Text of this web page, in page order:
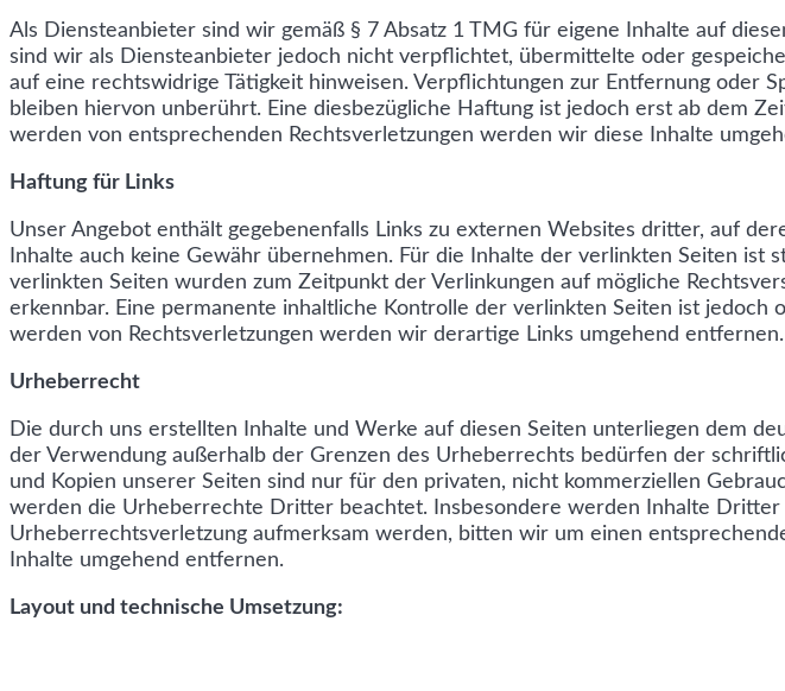
Als Diensteanbieter sind wir gemäß § 7 Absatz 1 TMG für eigene Inhalte auf
sind wir als Diensteanbieter jedoch nicht verpflichtet, übermittelte oder
auf eine rechtswidrige Tätigkeit hinweisen. Verpflichtungen zur Entfernung oder
bleiben hiervon unberührt. Eine diesbezügliche Haftung ist jedoch erst ab dem
werden von entsprechenden Rechtsverletzungen werden wir diese Inhalte
Haftung für Links
Unser Angebot enthält gegebenenfalls Links zu externen Websites dritter, auf
Inhalte auch keine Gewähr übernehmen. Für die Inhalte der verlinkten Seiten
verlinkten Seiten wurden zum Zeitpunkt der Verlinkungen auf mögliche
erkennbar. Eine permanente inhaltliche Kontrolle der verlinkten Seiten ist
werden von Rechtsverletzungen werden wir derartige Links umgehend entfernen.
Urheberrecht
Die durch uns erstellten Inhalte und Werke auf diesen Seiten unterliegen dem
der Verwendung außerhalb der Grenzen des Urheberrechts bedürfen der
und Kopien unserer Seiten sind nur für den privaten, nicht kommerziellen
werden die Urheberrechte Dritter beachtet. Insbesondere werden Inhalte Dritter
Urheberrechtsverletzung aufmerksam werden, bitten wir um einen
Inhalte umgehend entfernen.
Layout und technische Umsetzung: